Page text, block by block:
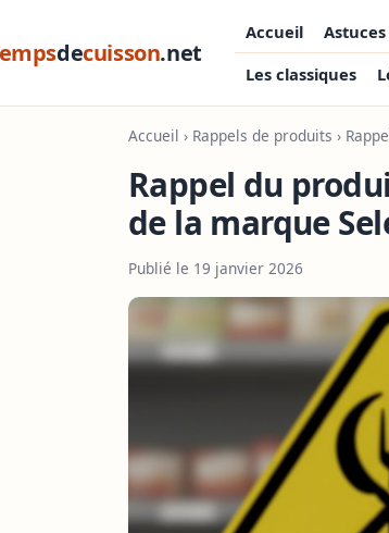
decuisson.net
Accueil Astuces
Les classiques
Accueil › Rappels de produits ›
Rappel du
de la marque
Publié le 19 janvier 2026